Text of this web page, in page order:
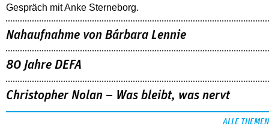
Gespräch mit Anke Sterneborg.
Nahaufnahme von Bárbara Lennie
80 Jahre DEFA
Christopher Nolan – Was bleibt, was nervt
ALLE THEMEN